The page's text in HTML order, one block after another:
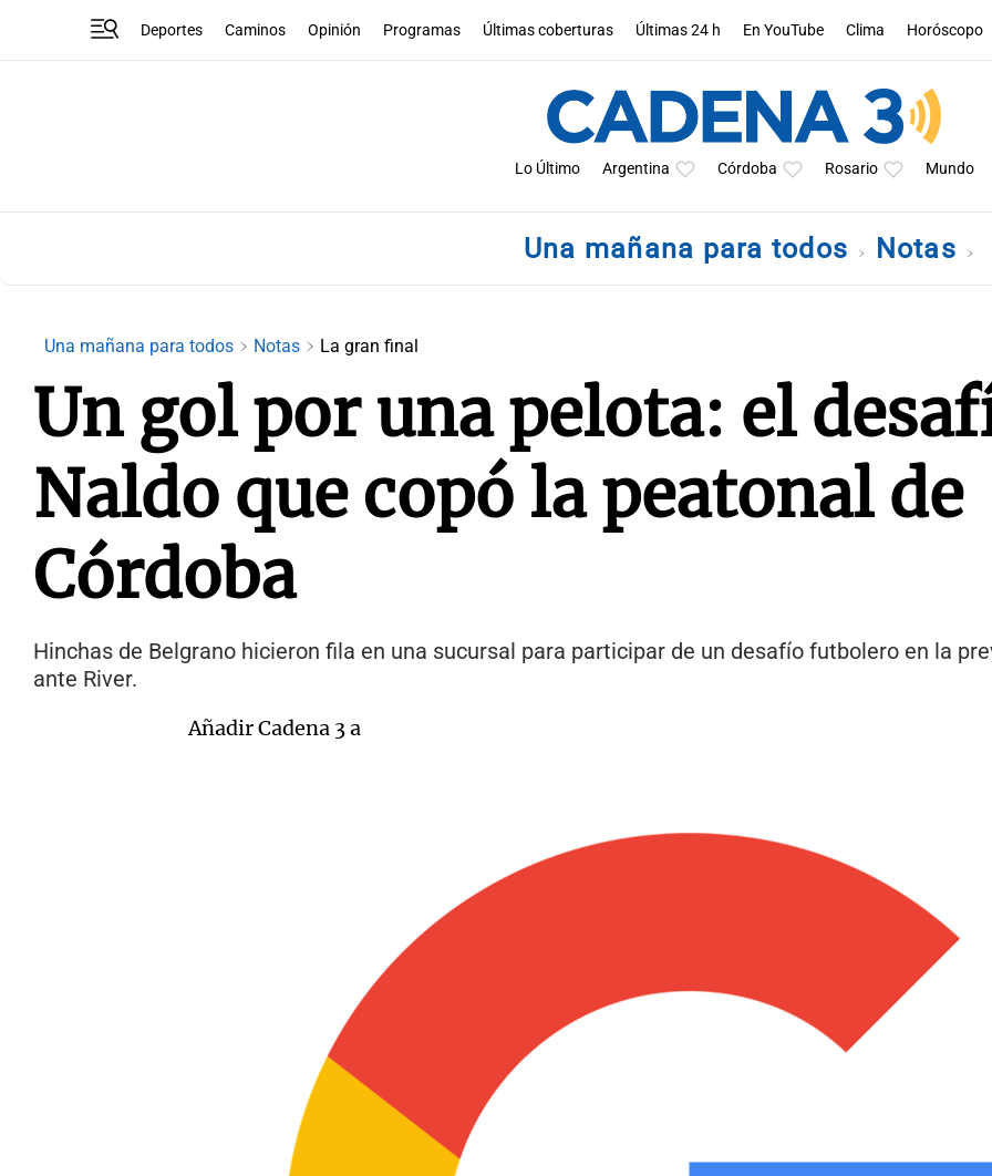
Deportes Caminos Opinión Programas Últimas coberturas Últimas 24 h En YouTube Clima Horóscopo
Lo Último Argentina Córdoba Rosario Mundo
Una mañana para todos Notas
Una mañana para todos Notas La gran final
Un gol por una pelota: el
Naldo que copó la peatonal de
Córdoba
Hinchas de Belgrano hicieron fila en una sucursal para participar de un desafío futbolero en la
ante River.
Añadir Cadena 3 a
Notas